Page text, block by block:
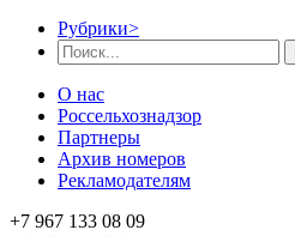
Рубрики>
О нас
Россельхознадзор
Партнеры
Архив номеров
Рекламодателям
+7 967 133 08 09